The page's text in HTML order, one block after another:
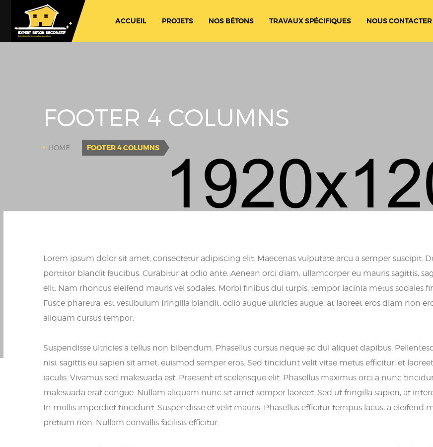
ACCUEIL PROJETS NOS BÉTONS TRAVAUX SPÉCIFIQUES NOUS CONTACTER
FOOTER 4 COLUMNS
HOME FOOTER 4 COLUMNS
Lorem ipsum dolor sit amet, consectetur adipiscing elit. Maecenas vulputate arcu a semper suscipit.
porttitor blandit faucibus. Curabitur at odio ante. Aenean orci diam, ullamcorper eu mauris sagittis,
elit. Nam rhoncus eleifend mauris vel sodales. Morbi finibus dui turpis, tempor lacinia metus sodales
Fusce pharetra, est vestibulum fringilla blandit, odio augue ultricies augue, at laoreet eros diam non
aliquam cursus tempor.
Suspendisse ultricies a tellus non bibendum. Phasellus cursus neque ac dui aliquet dapibus.
nisi, sagittis eu sapien sit amet, euismod semper eros. Sed tincidunt velit vitae metus efficitur, et
iaculis. Vivamus sed malesuada est. Praesent et scelerisque elit. Phasellus maximus orci a nunc
malesuada erat congue. Nullam aliquam nunc sit amet semper laoreet. Sed ut fringilla sapien, at
In mollis imperdiet tincidunt. Suspendisse et velit mauris. Phasellus efficitur tempus lacus, a eleifend
pretium non. Nullam convallis facilisis efficitur.